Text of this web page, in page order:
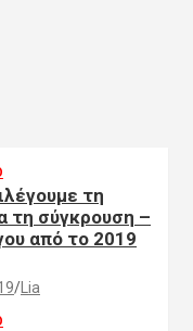
τη
τη σύγκρουση –
από το 2019
Lia